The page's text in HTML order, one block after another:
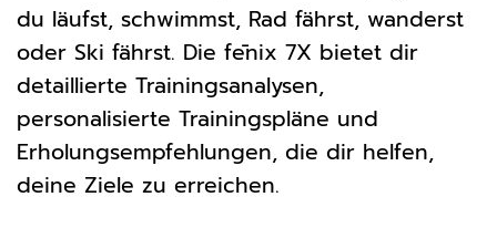
du läufst, schwimmst, Rad fährst, wanderst
oder Ski fährst. Die fēnix 7X bietet dir
detaillierte Trainingsanalysen,
personalisierte Trainingspläne und
Erholungsempfehlungen, die dir helfen,
deine Ziele zu erreichen.